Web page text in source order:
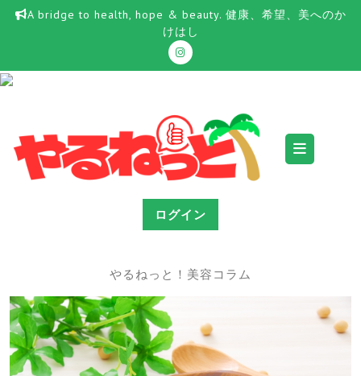
Skip A bridge to health, hope & beauty. 健康、希望、美へのか
けはし
ログイン
やるねっと！美容コラム